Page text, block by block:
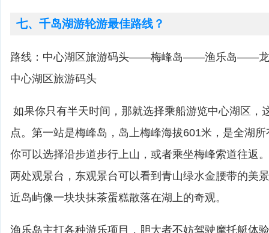
七、千岛湖游轮游最佳路线？
路线：中心湖区旅游码头——梅峰岛——渔乐岛——
中心湖区旅游码头
如果你只有半天时间，那就选择乘船游览中心湖区，
点。第一站是梅峰岛，岛上梅峰海拔601米，是全湖
你可以选择沿步道步行上山，或者乘坐梅峰索道往返
两处观景台，东观景台可以看到青山绿水金腰带的美
近岛屿像一块块抹茶蛋糕散落在湖上的奇观。
渔乐岛主打各种游乐项目，胆大者不妨驾驶摩托艇体